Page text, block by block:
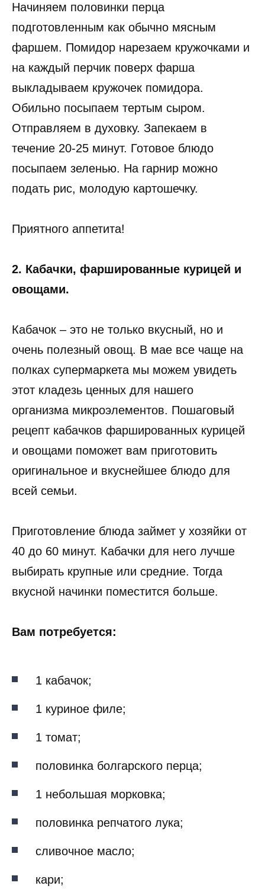
Начиняем половинки перца
подготовленным как обычно мясным
фаршем. Помидор нарезаем кружочками и
на каждый перчик поверх фарша
выкладываем кружочек помидора.
Обильно посыпаем тертым сыром.
Отправляем в духовку. Запекаем в
течение 20-25 минут. Готовое блюдо
посыпаем зеленью. На гарнир можно
подать рис, молодую картошечку.
Приятного аппетита!
2. Кабачки, фаршированные курицей и
овощами.
Кабачок – это не только вкусный, но и
очень полезный овощ. В мае все чаще на
полках супермаркета мы можем увидеть
этот кладезь ценных для нашего
организма микроэлементов. Пошаговый
рецепт кабачков фаршированных курицей
и овощами поможет вам приготовить
оригинальное и вкуснейшее блюдо для
всей семьи.
Приготовление блюда займет у хозяйки от
40 до 60 минут. Кабачки для него лучше
выбирать крупные или средние. Тогда
вкусной начинки поместится больше.
Вам потребуется:
1 кабачок;
1 куриное филе;
1 томат;
половинка болгарского перца;
1 небольшая морковка;
половинка репчатого лука;
сливочное масло;
кари;